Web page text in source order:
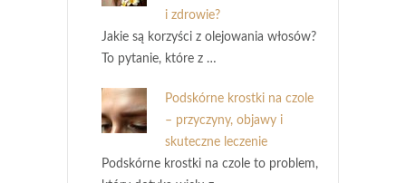
i zdrowie?
Jakie są korzyści z olejowania włosów?
To pytanie, które z …
Podskórne krostki na czole
– przyczyny, objawy i
skuteczne leczenie
Podskórne krostki na czole to problem,